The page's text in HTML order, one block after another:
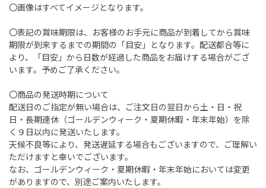
〇画像はすべてイメージとなります。
〇表記の賞味期限は、お客様のお手元に商品が到着してから賞味
期限が到来するまでの期間の「目安」となります。配送都合等に
より、「目安」から日数が経過した商品をお届けする場合がござ
います。予めご了承ください。
〇商品の発送時期について
配送日のご指定が無い場合は、ご注文日の翌日から土・日・祝
日・長期連休（ゴールデンウィーク・夏期休暇・年末年始）を除
く９日以内に発送いたします。
天候不良等により、発送遅延する場合もございますので、ご理解い
ただけますと幸いでございます。
なお、ゴールデンウィーク・夏期休暇・年末年始においては変更
がありますので、別途ご案内いたします。